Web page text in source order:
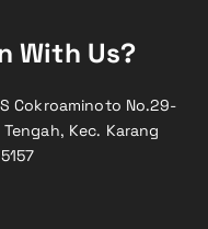
With Us?
Cokroaminoto No.29-
Kec. Karang